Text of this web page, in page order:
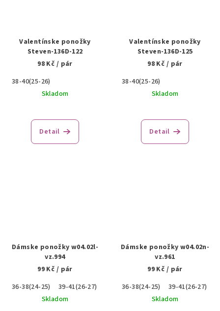
Valentínske ponožky
Steven-136D-122
98 Kč / pár
38-40(25-26)
Skladom
Detail
Valentínske ponožky
Steven-136D-125
98 Kč / pár
38-40(25-26)
Skladom
Detail
Dámske ponožky w04.02l-
vz.994
99 Kč / pár
36-38(24-25)
39-41(26-27)
Skladom
Dámske ponožky w04.02n-
vz.961
99 Kč / pár
36-38(24-25)
39-41(26-27)
Skladom